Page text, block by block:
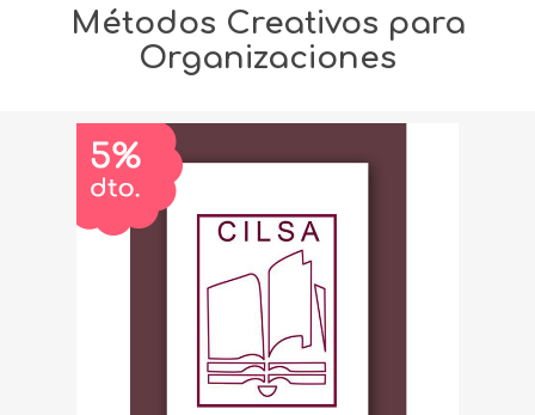
Métodos Creativos para
Organizaciones